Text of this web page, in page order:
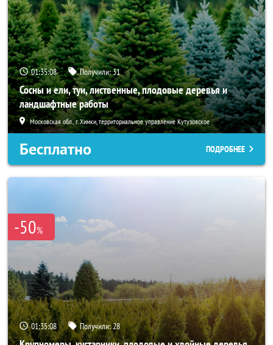
01:35:06 Получили:31
Сосны и ели, туи, лиственные, плодовые деревья и
ландшафтные работы
Московская обл., г. Химки, территориальное управление Кутузовское
Бесплатно ПОДРОБНЕЕ
-50%
01:35:06 Получили:28